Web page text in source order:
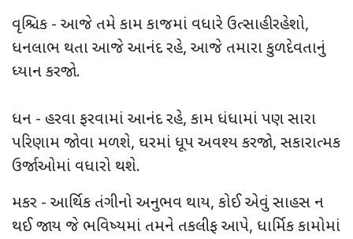
વૃશ્ચિક - આજે તમે કામ કાજમાં વધારે ઉત્સાહી રહેશો,
ધનલાભ થતા આજે આનંદ રહે, આજે તમારા કુળદેવતાનું
ધ્યાન કરજો.
ધન - હરવા ફરવામાં આનંદ રહે, કામ ધંધામાં પણ સારા
પરિણામ જોવા મળશે, ઘરમાં ધૂપ અવશ્ય કરજો, સકારાત્મક
ઉર્જાઓમાં વધારો થશે.
મકર - આર્થિક તંગીનો અનુભવ થાય, કોઈ એવું સાહસ ન
થઈ જાય જે ભવિષ્યમાં તમને તકલીફ આપે, ધાર્મિક કામોમાં